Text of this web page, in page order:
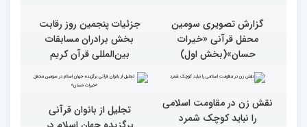
گزارش تصویری سومین
محفل قرآنی «خیرات
حسان»(بخش اول)
جزئیات پنجمین روز رقابت
بخش برادران مسابقات
بین‌المللی قرآن کریم
نقش زن در مقاومت اسلامی
را نباید کوچک شمرد
تجلیل از بانوان قرآنی